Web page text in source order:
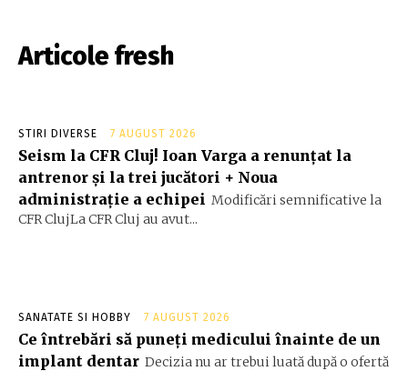
Articole fresh
STIRI DIVERSE 7 AUGUST 2026
Seism la CFR Cluj! Ioan Varga a renunțat la
antrenor și la trei jucători + Noua
administrație a echipei Modificări semnificative la
CFR ClujLa CFR Cluj au avut...
SANATATE SI HOBBY 7 AUGUST 2026
Ce întrebări să puneți medicului înainte de un
implant dentar Decizia nu ar trebui luată după o ofertă